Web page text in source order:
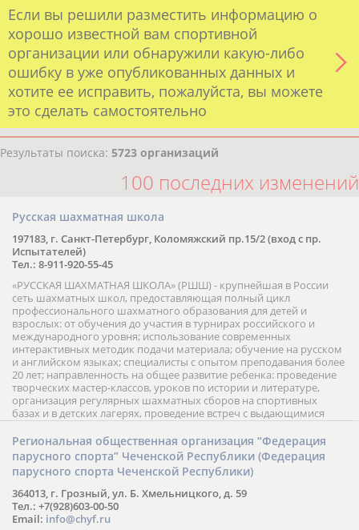
Если вы решили разместить информацию о
хорошо известной вам спортивной
организации или обнаружили какую-либо
ошибку в уже опубликованных данных и
хотите ее исправить, пожалуйста, вы можете
это сделать самостоятельно
Результаты поиска: 5723 организаций
100 последних изменений
Русская шахматная школа
197183, г. Санкт-Петербург, Коломяжский пр.15/2 (вход с пр.
Испытателей)
Тел.: 8-911-920-55-45
«РУССКАЯ ШАХМАТНАЯ ШКОЛА» (РШШ) - крупнейшая в России
сеть шахматных школ, предоставляющая полный цикл
профессионального шахматного образования для детей и
взрослых: от обучения до участия в турнирах российского и
международного уровня; использование современных
интерактивных методик подачи материала; обучение на русском
и английском языках; специалисты с опытом преподавания более
20 лет; направленность на общее развитие ребенка: проведение
творческих мастер-классов, уроков по истории и литературе,
организация регулярных шахматных сборов на спортивных
базах и в детских лагерях, проведение встреч с выдающимися
шахматистами; корпоративное обучение; онлайн обучение в
форме вебинаров и индивидуальных занятий, круглые столы
российских и международных тренеров, организация фестивалей;
онлайн трансляция мероприятий и турниров.
Региональная общественная организация “Федерация
парусного спорта” Чеченской Республики (Федерация
парусного спорта Чеченской Республики)
364013, г. Грозный, ул. Б. Хмельницкого, д. 59
Тел.: +7(928)603-00-50
Email: info@chyf.ru